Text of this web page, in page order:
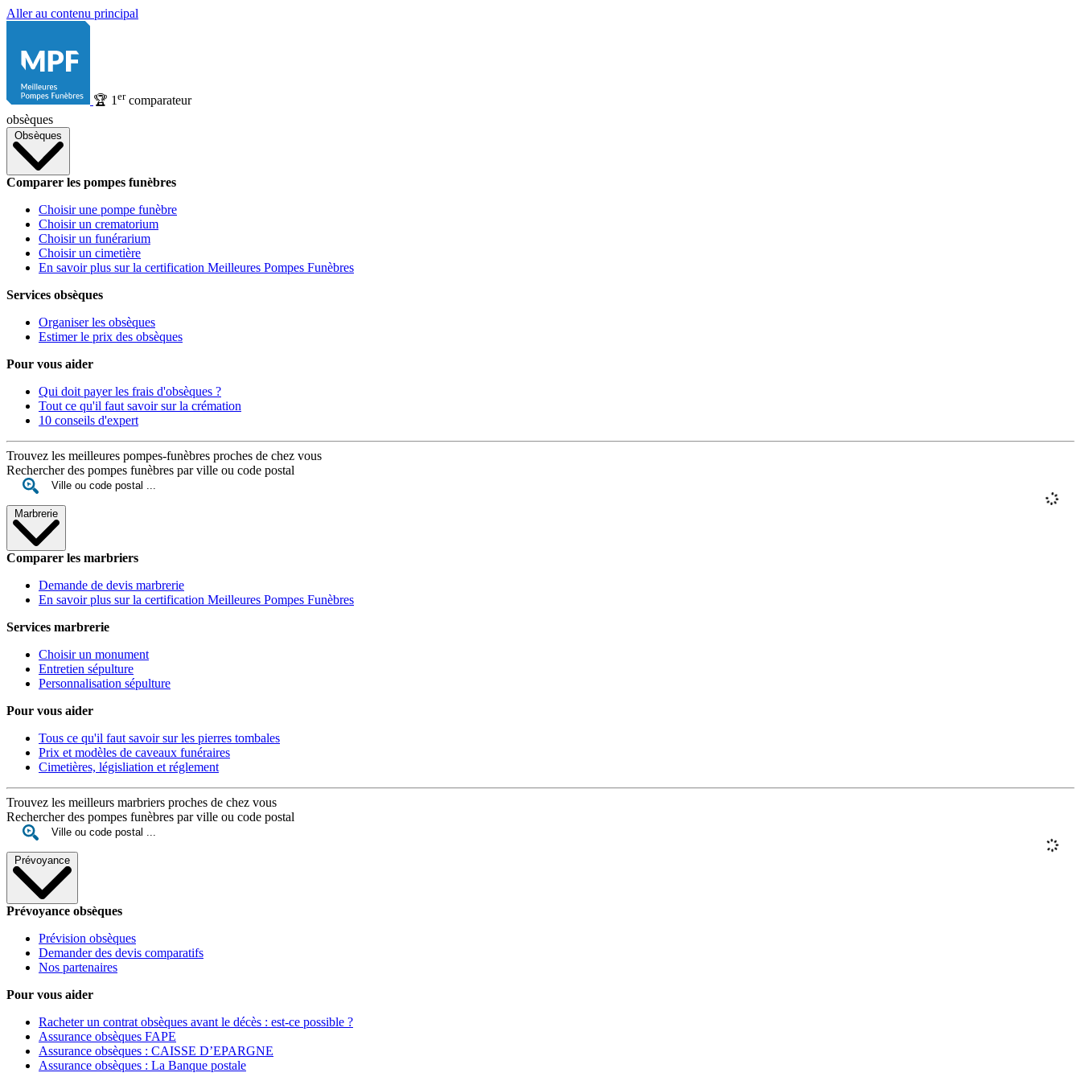
Aller au contenu principal
🏆 1 ercomparateur
obsèques
Obsèques
Comparer les pompes funèbres
Choisir une pompe funèbre
Choisir un crematorium
Choisir un funérarium
Choisir un cimetière
En savoir plus sur la certification Meilleures Pompes Funèbres
Services obsèques
Organiser les obsèques
Estimer le prix des obsèques
Pour vous aider
Qui doit payer les frais d'obsèques ?
Tout ce qu'il faut savoir sur la crémation
10 conseils d'expert
Trouvez les meilleures pompes-funèbres proches de chez vous
Rechercher des pompes funèbres par ville ou code postal
Marbrerie
Comparer les marbriers
Demande de devis marbrerie
En savoir plus sur la certification Meilleures Pompes Funèbres
Services marbrerie
Choisir un monument
Entretien sépulture
Personnalisation sépulture
Pour vous aider
Tous ce qu'il faut savoir sur les pierres tombales
Prix et modèles de caveaux funéraires
Cimetières, législiation et réglement
Trouvez les meilleurs marbriers proches de chez vous
Rechercher des pompes funèbres par ville ou code postal
Prévoyance
Prévoyance obsèques
Prévision obsèques
Demander des devis comparatifs
Nos partenaires
Pour vous aider
Racheter un contrat obsèques avant le décès : est-ce possible ?
Assurance obsèques FAPE
Assurance obsèques : CAISSE D’EPARGNE
Assurance obsèques : La Banque postale